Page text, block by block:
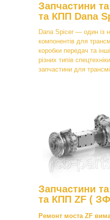
Запчастини
та КПП Dana
Dana Spicer — один із
компонентів для
коробки передач та
різних типів
запчастини для
Запчастини
та КПП ZF (
Ремонт моста ZF